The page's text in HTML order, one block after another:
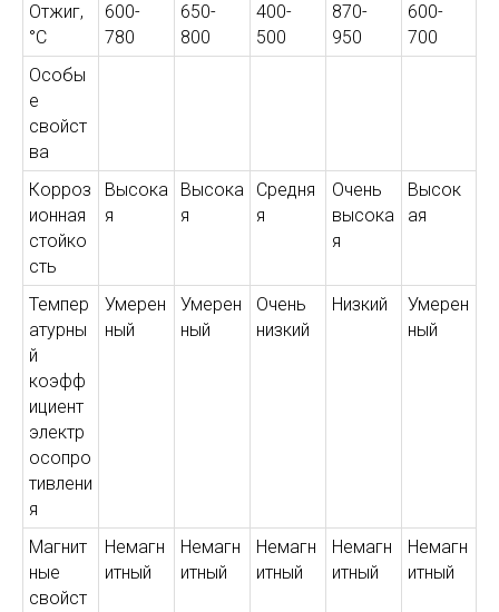
Отжиг,
°С
600-
780
650-
800
400-
500
870-
950
600-
700
Особы
е
свойст
ва
Корроз
ионная
стойко
сть
Высока
я
Высока
я
Средня
я
Очень
высока
я
Высок
ая
Темпер
атурны
й
коэфф
ициент
электр
осопро
тивлени
я
Умерен
ный
Умерен
ный
Очень
низкий
Низкий
Умерен
ный
Магнит
ные
свойст
Немагн
итный
Немагн
итный
Немагн
итный
Немагн
итный
Немагн
итный